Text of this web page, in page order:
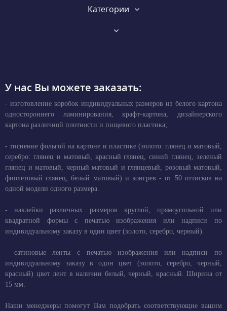
Категории
У нас Вы можете заказать:
- изготовление коробок индивидуальных размеров из белого картона
одностороннего ламинирования, крафт-картона, дизайнерского
картона различной плотности и пищевого пластика;
- тиснение фольгой на картоне и пластике (золото: глянец и матовый,
серебро: глянец и матовый, красный глянец, синий глянец, зеленый
глянец и матовый, черный матовый и глянцевый, розовый матовый,
фиолетовый глянец, белый матовый) и конгрев - от 50 оттисков на
одной модели одного размера.
- наклейки различных размеров круглой, прямоугольной или
квадратной формы с печатью изображения или надписи по
индивидуальному заказу в один цвет (золото, серебро, черный).
- сатиновые ленты с печатью изображения или надписи по
индивидуальному заказу в один цвет (золото, серебро, черный,
красный) цвет лент в наличии белый, черный, красный. Ширина от
15 мм.
Наши менеджеры помогут Вам подобрать соответствующие вашим